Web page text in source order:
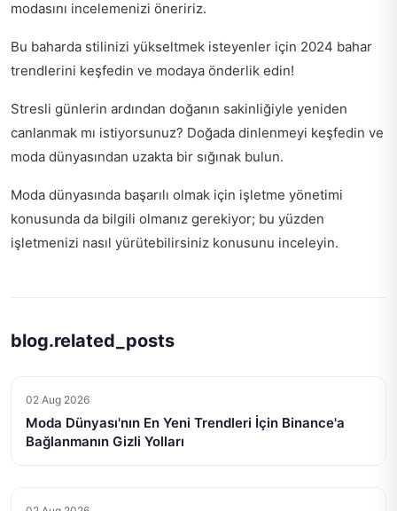
modasını incelemenizi öneririz.
Bu baharda stilinizi yükseltmek isteyenler için 2024 bahar
trendlerini keşfedin ve modaya önderlik edin!
Stresli günlerin ardından doğanın sakinliğiyle yeniden
canlanmak mı istiyorsunuz? Doğada dinlenmeyi keşfedin ve
moda dünyasından uzakta bir sığınak bulun.
Moda dünyasında başarılı olmak için işletme yönetimi
konusunda da bilgili olmanız gerekiyor; bu yüzden
işletmenizi nasıl yürütebilirsiniz konusunu inceleyin.
blog.related_posts
02 Aug 2026
Moda Dünyası'nın En Yeni Trendleri İçin Binance'a
Bağlanmanın Gizli Yolları